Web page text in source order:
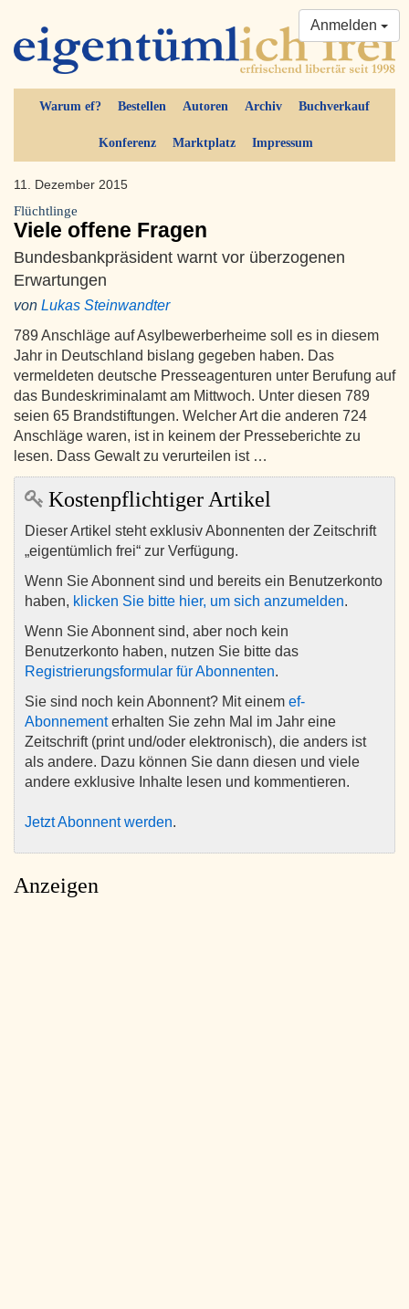
Warum ef? Bestellen Autoren Archiv Buchverkauf
Konferenz Marktplatz Impressum
Anmelden
11. Dezember 2015
Flüchtlinge
Viele offene Fragen
Bundesbankpräsident warnt vor überzogenen
Erwartungen
von Lukas Steinwandter
789 Anschläge auf Asylbewerberheime soll es in diesem
Jahr in Deutschland bislang gegeben haben. Das
vermeldeten deutsche Presseagenturen unter Berufung auf
das Bundeskriminalamt am Mittwoch. Unter diesen 789
seien 65 Brandstiftungen. Welcher Art die anderen 724
Anschläge waren, ist in keinem der Presseberichte zu
lesen. Dass Gewalt zu verurteilen ist …
Kostenpflichtiger Artikel
Dieser Artikel steht exklusiv Abonnenten der Zeitschrift
„eigentümlich frei“ zur Verfügung.
Wenn Sie Abonnent sind und bereits ein Benutzerkonto
haben, klicken Sie bitte hier, um sich anzumelden.
Wenn Sie Abonnent sind, aber noch kein
Benutzerkonto haben, nutzen Sie bitte das
Registrierungsformular für Abonnenten.
Sie sind noch kein Abonnent? Mit einem ef-
Abonnementerhalten Sie zehn Mal im Jahr eine
Zeitschrift (print und/oder elektronisch), die anders ist
als andere. Dazu können Sie dann diesen und viele
andere exklusive Inhalte lesen und kommentieren.
Jetzt Abonnent werden.
Anzeigen